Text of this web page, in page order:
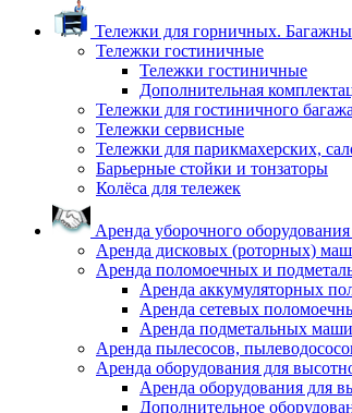
Тележки для горничных.
Тележки гостиничные
Тележки гостиничные
Дополнительная
Тележки для гостиничного
Тележки сервисные
Тележки для парикмахерских,
Барьерные стойки и тонзаторы
Колёса для тележек
Аренда уборочного
Аренда дисковых (роторных)
Аренда поломоечных и
Аренда аккумуляторных
Аренда сетевых
Аренда подметальных
Аренда пылесосов,
Аренда оборудования для
Аренда оборудования для
Дополнительное